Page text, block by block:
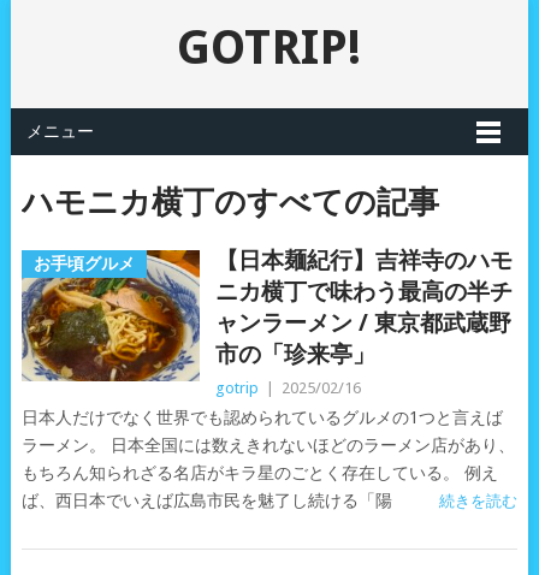
GOTRIP!
メニュー
ハモニカ横丁のすべての記事
お手頃グルメ
【日本麺紀行】吉祥寺のハモ
ニカ横丁で味わう最高の半チ
ャンラーメン / 東京都武蔵野
市の「珍来亭」
gotrip 2025/02/16
日本人だけでなく世界でも認められているグルメの1つと言えば
ラーメン。 日本全国には数えきれないほどのラーメン店があり、
もちろん知られざる名店がキラ星のごとく存在している。 例え
ば、西日本でいえば広島市民を魅了し続ける「陽
続きを読む